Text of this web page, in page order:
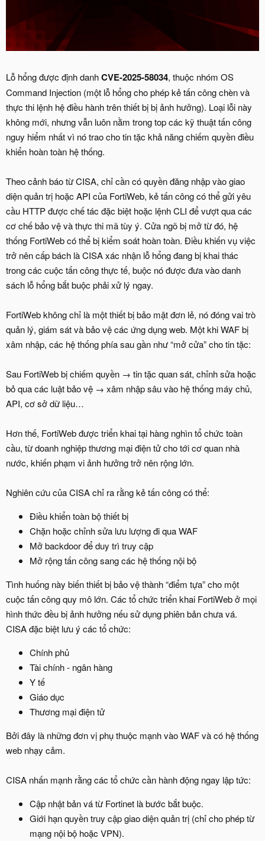
Lỗ hổng được định danhCVE-2025-58034, thuộc nhóm OS
Command Injection (một lỗ hổng cho phép kẻ tấn công chèn và
thực thi lệnh hệ điều hành trên thiết bị bị ảnh hưởng). Loại lỗi này
không mới, nhưng vẫn luôn nằm trong top các kỹ thuật tấn công
nguy hiểm nhất vì nó trao cho tin tặc khả năng chiếm quyền điều
khiển hoàn toàn hệ thống.
Theo cảnh báo từ CISA, chỉ cần có quyền đăng nhập vào giao
diện quản trị hoặc API của FortiWeb, kẻ tấn công có thể gửi yêu
cầu HTTP được chế tác đặc biệt hoặc lệnh CLI để vượt qua các
cơ chế bảo vệ và thực thi mã tùy ý. Cửa ngõ bị mở từ đó, hệ
thống FortiWeb có thể bị kiểm soát hoàn toàn. Điều khiến vụ việc
trở nên cấp bách là CISA xác nhận lỗ hổng đang bị khai thác
trong các cuộc tấn công thực tế, buộc nó được đưa vào danh
sách lỗ hổng bắt buộc phải xử lý ngay.
FortiWeb không chỉ là một thiết bị bảo mật đơn lẻ, nó đóng vai trò
quản lý, giám sát và bảo vệ các ứng dụng web. Một khi WAF bị
xâm nhập, các hệ thống phía sau gần như “mở cửa” cho tin tặc:
Sau FortiWeb bị chiếm quyền → tin tặc quan sát, chỉnh sửa hoặc
bỏ qua các luật bảo vệ → xâm nhập sâu vào hệ thống máy chủ,
API, cơ sở dữ liệu…
Hơn thế, FortiWeb được triển khai tại hàng nghìn tổ chức toàn
cầu, từ doanh nghiệp thương mại điện tử cho tới cơ quan nhà
nước, khiến phạm vi ảnh hưởng trở nên rộng lớn.
Nghiên cứu của CISA chỉ ra rằng kẻ tấn công có thể:
Điều khiển toàn bộ thiết bị
Chặn hoặc chỉnh sửa lưu lượng đi qua WAF
Mở backdoor để duy trì truy cập
Mở rộng tấn công sang các hệ thống nội bộ
Tình huống này biến thiết bị bảo vệ thành “điểm tựa” cho một
cuộc tấn công quy mô lớn. Các tổ chức triển khai FortiWeb ở mọi
hình thức đều bị ảnh hưởng nếu sử dụng phiên bản chưa vá.
CISA đặc biệt lưu ý các tổ chức:
Chính phủ
Tài chính - ngân hàng
Y tế
Giáo dục
Thương mại điện tử
Bởi đây là những đơn vị phụ thuộc mạnh vào WAF và có hệ thống
web nhạy cảm.
CISA nhấn mạnh rằng các tổ chức cần hành động ngay lập tức:
Cập nhật bản vá từ Fortinet là bước bắt buộc.
Giới hạn quyền truy cập giao diện quản trị (chỉ cho phép từ
mạng nội bộ hoặc VPN).